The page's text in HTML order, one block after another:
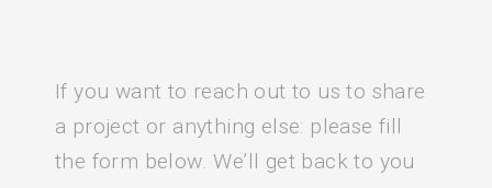
If you want to reach out to us to share
a project or anything else: please fill
the form below. We’ll get back to you